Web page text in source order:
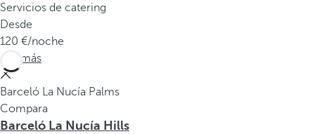
Servicios de catering
Desde
120
/noche
Ver más
Barceló La Nucía Palms
Compara
Barceló La Nucía Hills